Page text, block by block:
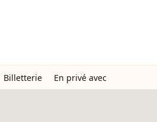
Billetterie En privé avec